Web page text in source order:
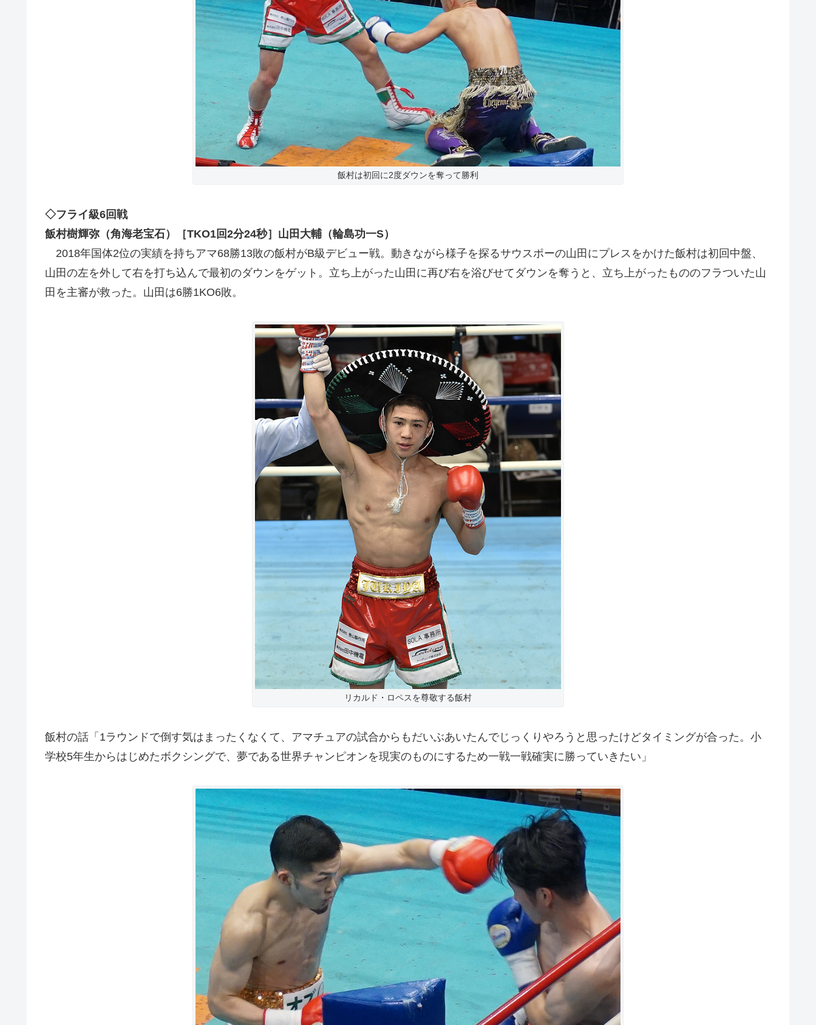
飯村は初回に2度ダウンを奪って勝利
◇フライ級6回戦
飯村樹輝弥（角海老宝石）［TKO1回2分24秒］山田大輔（輪島功一S）
2018年国体2位の実績を持ちアマ68勝13敗の飯村がB級デビュー戦。動きながら様子を探るサウスポーの山田にプレスをかけた飯村は初回中盤、
山田の左を外して右を打ち込んで最初のダウンをゲット。立ち上がった山田に再び右を浴びせてダウンを奪うと、立ち上がったもののフラついた山
田を主審が救った。山田は6勝1KO6敗。
リカルド・ロペスを尊敬する飯村
飯村の話「1ラウンドで倒す気はまったくなくて、アマチュアの試合からもだいぶあいたんでじっくりやろうと思ったけどタイミングが合った。小
学校5年生からはじめたボクシングで、夢である世界チャンピオンを現実のものにするため一戦一戦確実に勝っていきたい」